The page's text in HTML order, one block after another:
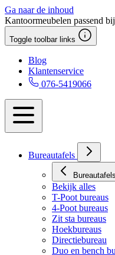
Ga naar de inhoud
Kantoormeubelen passend
Toggle toolbar links
Blog
Klantenservice
076-5419066
Bureautafels
Bureautafels
Bekijk alles
T-Poot bureaus
4-Poot bureaus
Zit sta bureaus
Hoekbureaus
Directiebureau
Duo en bench